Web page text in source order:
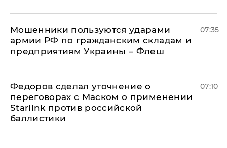
Мошенники пользуются ударами
армии РФ по гражданским складам и
предприятиям Украины – Флеш
07:35
Федоров сделал уточнение о
переговорах с Маском о применении
Starlink против российской
баллистики
07:10